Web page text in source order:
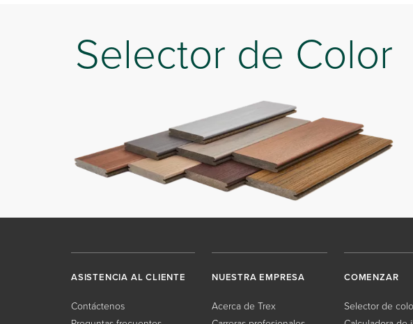
Selector de Color
ASISTENCIA AL CLIENTE
Contáctenos
NUESTRA EMPRESA
Acerca de Trex
COMENZAR
Selector de